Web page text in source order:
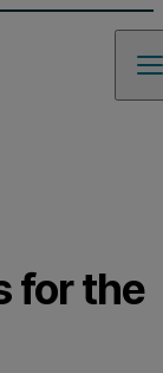
for the